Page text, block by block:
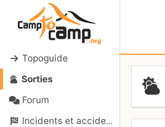
Topoguide
Sorties
Forum
Incidents et accidents